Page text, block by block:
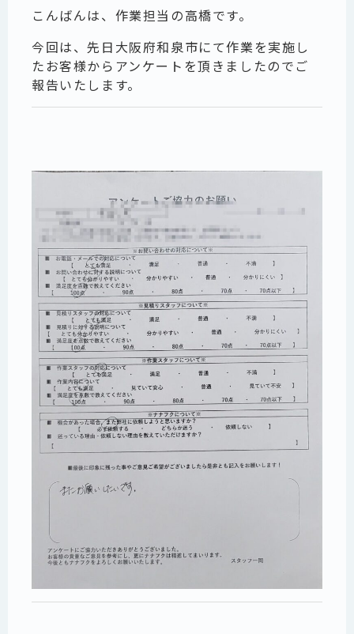
こんばんは、作業担当の高橋です。
今回は、先日大阪府和泉市にて作業を実施し
たお客様からアンケートを頂きましたのでご
報告いたします。